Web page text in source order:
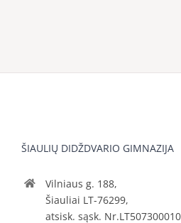
ŠIAULIŲ DIDŽDVARIO GIMNAZIJA
Vilniaus g. 188,
Šiauliai LT-76299,
atsisk. sąsk.